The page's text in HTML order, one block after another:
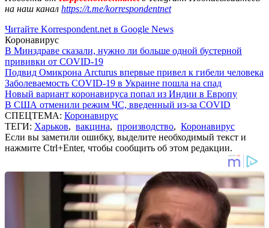
на наш канал https://t.me/korrespondentnet
Читайте Korrespondent.net в Google News
Коронавирус
В Минздраве сказали, нужно ли больше одной бустерной
прививки от COVID-19
Подвид Омикрона Arcturus впервые привел к гибели человека
Заболеваемость COVID-19 в Украине пошла на спад
Новый вариант коронавируса попал из Индии в Европу
В США отменили режим ЧС, введенный из-за COVID
СПЕЦТЕМА: Коронавирус
ТЕГИ: Харьков, вакцина, производство, Коронавирус
Если вы заметили ошибку, выделите необходимый текст и
нажмите Ctrl+Enter, чтобы сообщить об этом редакции.